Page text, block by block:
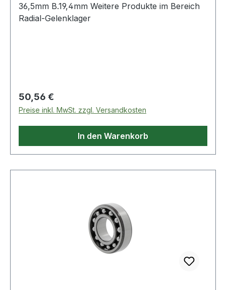
36,5mm B.19,4mm Weitere Produkte im Bereich
Radial-Gelenklager
Regulärer Preis:
50,56 €
Preise inkl. MwSt. zzgl. Versandkosten
In den Warenkorb